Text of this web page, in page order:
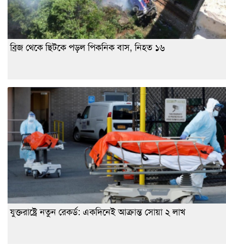
ব্রিজ থেকে ছিটকে পড়ল পিকনিক বাস, নিহত ১৬
যুক্তরাষ্ট্রে নতুন রেকর্ড: একদিনেই আক্রান্ত সোয়া ২ লাখ